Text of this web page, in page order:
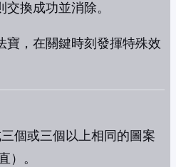
交換成功並消除。
寶，在關鍵時刻發揮特殊效
個或三個以上相同的圖案
）。